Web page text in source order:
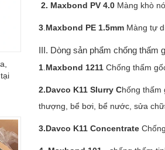
2. Maxbond PV 4.0 Màng khò
3 Maxbond PE 1.5mm Màng tự
III. Dòng sản phẩm chống thấm
1 Maxbond 1211 Chống thấm
2.Davco K11 Slurry Chống thấm
thượng, bể bơi, bể nước, sửa
3.Davco K11 Concentrate